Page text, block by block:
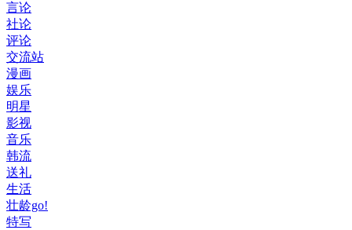
言论
社论
评论
交流站
漫画
娱乐
明星
影视
音乐
韩流
送礼
生活
壮龄go!
特写